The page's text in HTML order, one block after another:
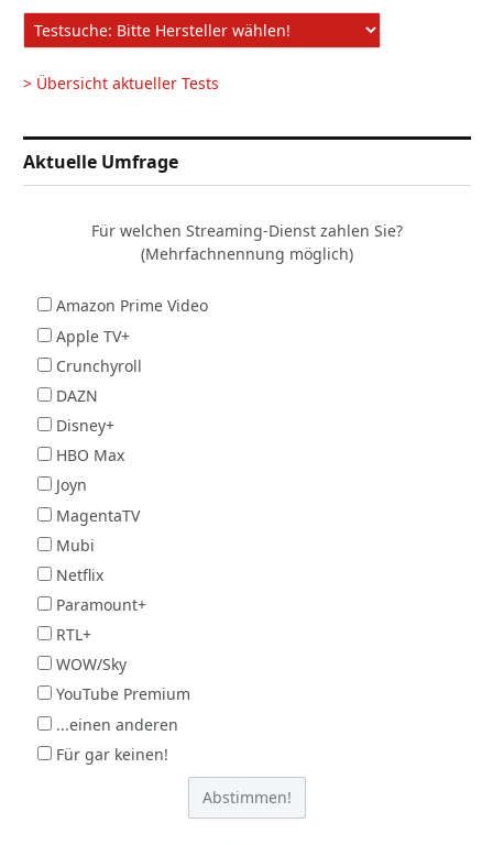
> Übersicht aktueller Tests
Aktuelle Umfrage
Für welchen Streaming-Dienst zahlen Sie?
(Mehrfachnennung möglich)
Amazon Prime Video
Apple TV+
Crunchyroll
DAZN
Disney+
HBO Max
Joyn
MagentaTV
Mubi
Netflix
Paramount+
RTL+
WOW/Sky
YouTube Premium
...einen anderen
Für gar keinen!